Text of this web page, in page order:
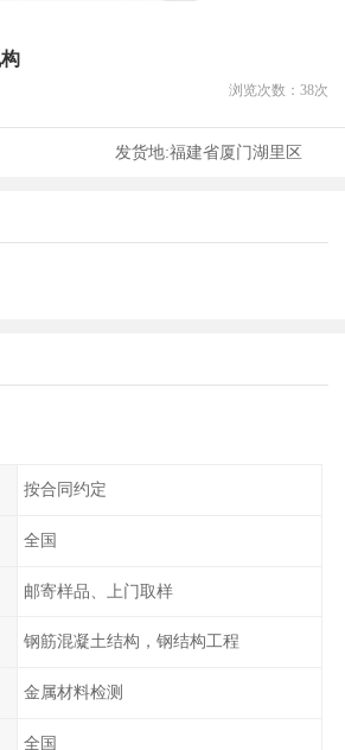
浏览次数： 38次
发货地:福建省厦门湖里区
按合同约定
全国
邮寄样品、上门取样
钢筋混凝土结构，钢结构工程
金属材料检测
全国